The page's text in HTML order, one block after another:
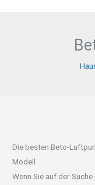
Die besten Beto-
Modell
Wenn Sie auf der